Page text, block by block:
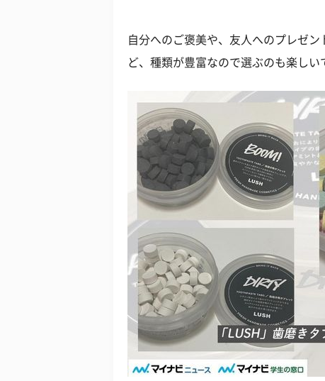
自分へのご褒美や、友人へのプレゼ
ど、種類が豊富なので選ぶのも楽しい